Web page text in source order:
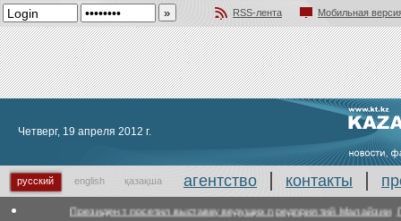
RSS-лента
Мобильная
Четверг, 19 апреля 2012 г.
русский english қазақша агентство контакты
Президент посетил выставку ведущих предприятий Малайзии